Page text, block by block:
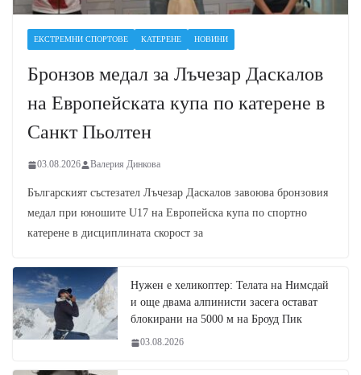
ЕКСТРЕМНИ СПОРТОВЕ КАТЕРЕНЕ НОВИНИ
Бронзов медал за Лъчезар Даскалов
на Европейската купа по катерене в
Санкт Пьолтен
03.08.2026 Валерия Динкова
Българският състезател Лъчезар Даскалов завоюва бронзовия
медал при юношите U17 на Европейска купа по спортно
катерене в дисциплината скорост за
Нужен е хеликоптер: Телата на Нимсдай
и още двама алпинисти засега остават
блокирани на 5000 м на Броуд Пик
03.08.2026